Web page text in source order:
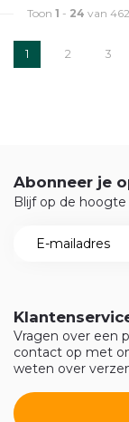
Toon 1 - 24 van 462
1 2 3
Vragen over een
contact op met
weten over
Abonneer je
Blijf op de